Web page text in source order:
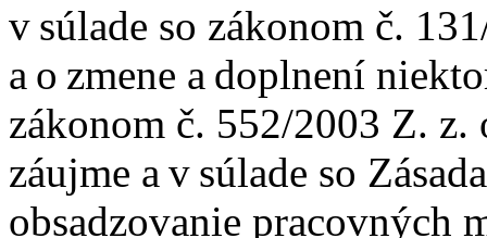
v súlade so zákonom č.
a o zmene a doplnení
zákonom č. 552/2003 Z.
záujme a v súlade so
obsadzovanie pracovných